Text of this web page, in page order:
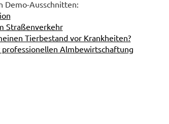
Demo-Ausschnitten:
Straßenverkehr
Tierbestand vor Krankheiten?
professionellen Almbewirtschaftung